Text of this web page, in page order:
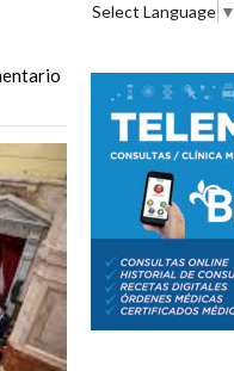
Select Language ▼